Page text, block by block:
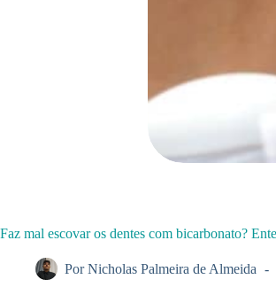
Faz mal escovar os dentes com bicarbonato?
Por Nicholas Palmeira de Almeida